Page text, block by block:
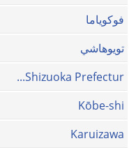
فوکویاما
تويوهاشي
Shizuoka Prefectur...
Kōbe-shi
Karuizawa